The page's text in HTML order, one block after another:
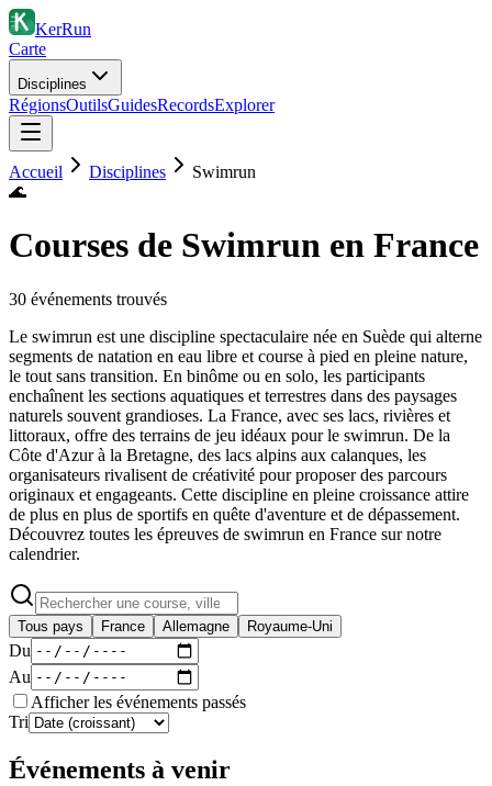
KerRun
Carte
Disciplines
RégionsOutilsGuidesRecordsExplorer
Accueil Disciplines
Swimrun
🌊
Courses de Swimrun en France
30 événements trouvés
Le swimrun est une discipline spectaculaire née en Suède qui alterne
segments de natation en eau libre et course à pied en pleine nature,
le tout sans transition. En binôme ou en solo, les participants
enchaînent les sections aquatiques et terrestres dans des paysages
naturels souvent grandioses. La France, avec ses lacs, rivières et
littoraux, offre des terrains de jeu idéaux pour le swimrun. De la
Côte d'Azur à la Bretagne, des lacs alpins aux calanques, les
organisateurs rivalisent de créativité pour proposer des parcours
originaux et engageants. Cette discipline en pleine croissance attire
de plus en plus de sportifs en quête d'aventure et de dépassement.
Découvrez toutes les épreuves de swimrun en France sur notre
calendrier.
Tous pays France Allemagne Royaume-Uni
Du
Au
Afficher les événements passés
Tri
Événements à venir